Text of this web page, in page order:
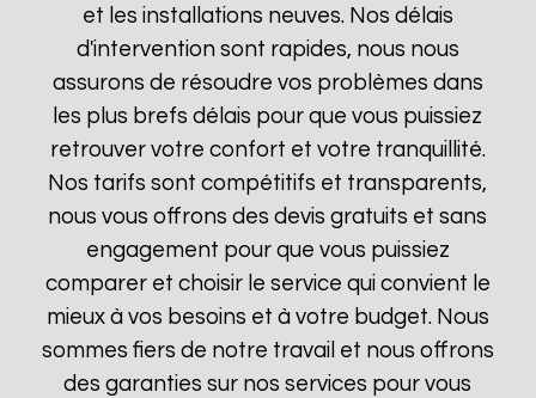
et les installations neuves. Nos délais
d'intervention sont rapides, nous nous
assurons de résoudre vos problèmes dans
les plus brefs délais pour que vous puissiez
retrouver votre confort et votre tranquillité.
Nos tarifs sont compétitifs et transparents,
nous vous offrons des devis gratuits et sans
engagement pour que vous puissiez
comparer et choisir le service qui convient le
mieux à vos besoins et à votre budget. Nous
sommes fiers de notre travail et nous offrons
des garanties sur nos services pour vous